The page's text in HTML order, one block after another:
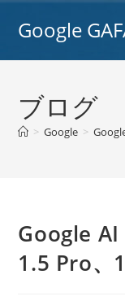
Google
ブログ
> Google >
Google
1.5 Pro、